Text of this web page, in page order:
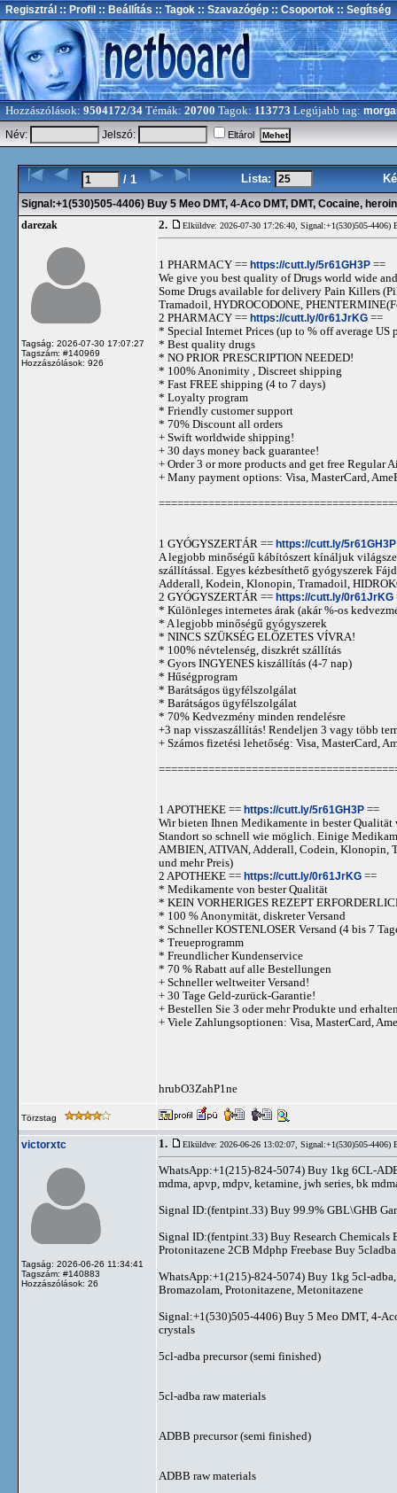
Regisztrál :: Profil :: Beállítás :: Tagok :: Szavazógép :: Csoportok :: Segítség
Hozzászólások: 9504172/34 Témák: 20700 Tagok: 113773 Legújabb tag:
Név:
Jelszó: Eltárol
/ 1 Lista:
Signal:+1(530)505-4406) Buy 5 Meo DMT, 4-Aco DMT, DMT, Cocaine,
darezak
Tagság: 2026-07-30 17:07:27
Tagszám: #140969
Hozzászólások: 926
2. Elküldve: 2026-07-30 17:26:40, Signal:+1(530)505-4406)
1 PHARMACY == https://cutt.ly/5r61GH3P ==
We give you best quality of Drugs world wide
Some Drugs available for delivery Pain Killers
Tramadoil, HYDROCODONE,
2 PHARMACY == https://cutt.ly/0r61JrKG ==
* Special Internet Prices (up to % off average US
* Best quality drugs
* NO PRIOR PRESCRIPTION NEEDED!
* 100% Anonimity , Discreet shipping
* Fast FREE shipping (4 to 7 days)
* Loyalty program
* Friendly customer support
* 70% Discount all orders
+ Swift worldwide shipping!
+ 30 days money back guarantee!
+ Order 3 or more products and get free Regular
+ Many payment options: Visa, MasterCard,
1 GYÓGYSZERTÁR == https://cutt.ly/5r61GH3P
A legjobb minőségű kábítószert kínáljuk
szállítással. Egyes kézbesíthető gyógyszerek
Adderall, Kodein, Klonopin, Tramadoil,
2 GYÓGYSZERTÁR == https://cutt.ly/0r61JrKG
* Különleges internetes árak (akár %-os
* A legjobb minőségű gyógyszerek
* NINCS SZÜKSÉG ELŐZETES VÍVRA!
* 100% névtelenség, diszkrét szállítás
* Gyors INGYENES kiszállítás (4-7 nap)
* Hűségprogram
* Barátságos ügyfélszolgálat
* Barátságos ügyfélszolgálat
* 70% Kedvezmény minden rendelésre
+3 nap visszaszállítás! Rendeljen 3 vagy több
+ Számos fizetési lehetőség: Visa, MasterCard,
1 APOTHEKE == https://cutt.ly/5r61GH3P ==
Wir bieten Ihnen Medikamente in bester
Standort so schnell wie möglich. Einige
AMBIEN, ATIVAN, Adderall, Codein, Klonopin,
und mehr Preis)
2 APOTHEKE == https://cutt.ly/0r61JrKG ==
* Medikamente von bester Qualität
* KEIN VORHERIGES REZEPT
* 100 % Anonymität, diskreter Versand
* Schneller KOSTENLOSER Versand (4 bis 7
* Treueprogramm
* Freundlicher Kundenservice
* 70 % Rabatt auf alle Bestellungen
+ Schneller weltweiter Versand!
+ 30 Tage Geld-zurück-Garantie!
+ Bestellen Sie 3 oder mehr Produkte und
+ Viele Zahlungsoptionen: Visa, MasterCard,
hrubO3ZahP1ne
Törzstag
victorxtc
Tagság: 2026-06-26 11:34:41
Tagszám: #140883
Hozzászólások: 26
1. Elküldve: 2026-06-26 13:02:07, Signal:+1(530)505-4406)
WhatsApp:+1(215)-824-5074) Buy 1kg 6CL-
mdma, apvp, mdpv, ketamine, jwh series, bk
Signal ID:(fentpint.33) Buy 99.9% GBL\GHB
Signal ID:(fentpint.33) Buy Research Chemicals
Protonitazene 2CB Mdphp Freebase Buy
WhatsApp:+1(215)-824-5074) Buy 1kg 5cl-
Bromazolam, Protonitazene, Metonitazene
Signal:+1(530)505-4406) Buy 5 Meo DMT, 4-
crystals
5cl-adba precursor (semi finished)
5cl-adba raw materials
ADBB precursor (semi finished)
ADBB raw materials